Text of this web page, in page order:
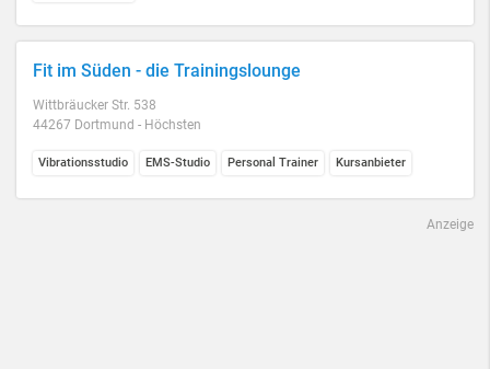
Fit im Süden - die Trainingslounge
Wittbräucker Str. 538
44267 Dortmund - Höchsten
Vibrationsstudio EMS-Studio Personal Trainer Kursanbieter
Anzeige